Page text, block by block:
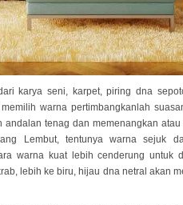
karya seni, karpet, piring dna
warna pertimbangkanlah
tenag dan memenangkan
Lembut, tentunya warna sejuk
warna kuat lebih cenderung untuk
lebih ke biru, hijau dna netral akan